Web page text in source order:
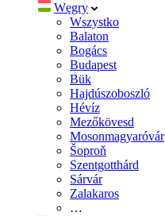
Węgry
Wszystko
Balaton
Bogács
Budapest
Bük
Hajdúszoboszló
Hévíz
Mezőkövesd
Mosonmagyaróvár
Šoproň
Szentgotthárd
Sárvár
Zalakaros
…